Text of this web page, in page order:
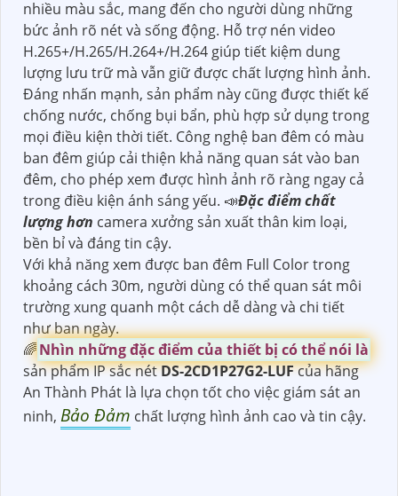
nhiều màu sắc, mang đến cho người dùng những
bức ảnh rõ nét và sống động. Hỗ trợ nén video
H.265+/H.265/H.264+/H.264 giúp tiết kiệm dung
lượng lưu trữ mà vẫn giữ được chất lượng hình ảnh.
Đáng nhấn mạnh, sản phẩm này cũng được thiết kế
chống nước, chống bụi bẩn, phù hợp sử dụng trong
mọi điều kiện thời tiết. Công nghệ ban đêm có màu
ban đêm giúp cải thiện khả năng quan sát vào ban
đêm, cho phép xem được hình ảnh rõ ràng ngay cả
trong điều kiện ánh sáng yếu. 📣Đặc điểm chất
lượng hơn camera xưởng sản xuất thân kim loại,
bền bỉ và đáng tin cậy.
Với khả năng xem được ban đêm Full Color trong
khoảng cách 30m, người dùng có thể quan sát môi
trường xung quanh một cách dễ dàng và chi tiết
như ban ngày.
🌈Nhìn những đặc điểm của thiết bị có thể nói là
sản phẩm IP sắc nétDS-2CD1P27G2-LUFcủa hãng
An Thành Phát là lựa chọn tốt cho việc giám sát an
ninh, Bảo Đảm chất lượng hình ảnh cao và tin cậy.